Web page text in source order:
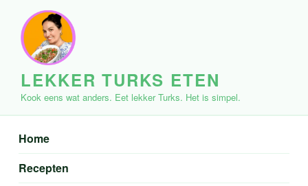
inhoud
LEKKER TURKS ETEN
Kook eens wat anders. Eet lekker Turks. Het is simpel.
Home
Recepten